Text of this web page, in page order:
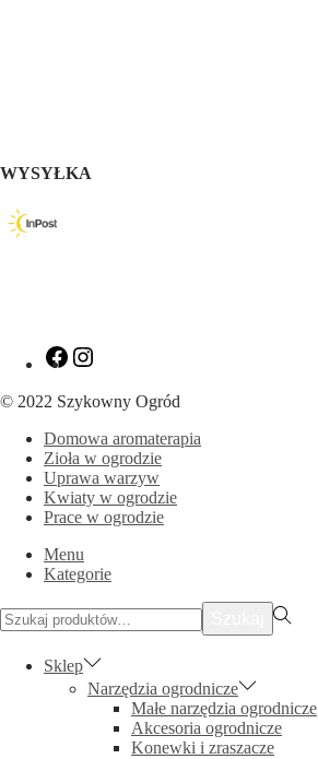
WYSYŁKA
Zobacz
nasz
profil
na na
Instagramie
© 2022 Szykowny Ogród
Domowa aromaterapia
Zioła w ogrodzie
Uprawa warzyw
Kwiaty w ogrodzie
Prace w ogrodzie
Menu
Kategorie
Szukać:>
Sklep
Narzędzia ogrodnicze
Małe narzędzia ogrodnicze
Akcesoria ogrodnicze
Konewki i zraszacze